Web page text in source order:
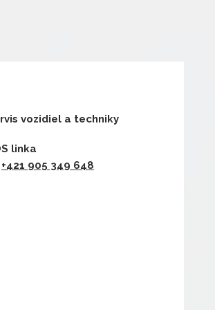
vozidiel a techniky
linka
+421 905 349 648